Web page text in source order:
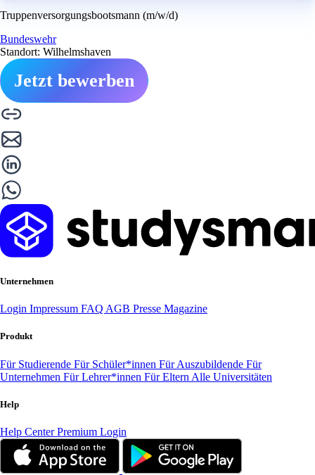
Truppenversorgungsbootsmann (m/w/d)
Bundeswehr
Standort: Wilhelmshaven
Jetzt bewerben
Unternehmen
Login Impressum FAQ AGB Presse Magazine
Produkt
Für Studierende Für Schüler*innen Für Auszubildende Für
Unternehmen Für Lehrer*innen Für Eltern Alle Universitäten
Help
Help CenterPremium Login